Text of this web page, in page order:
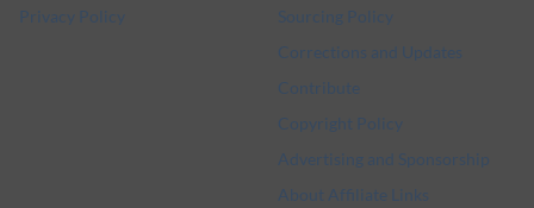
Privacy Policy
Sourcing Policy
Corrections and Updates
Contribute
Copyright Policy
Advertising and Sponsorship
About Affiliate Links